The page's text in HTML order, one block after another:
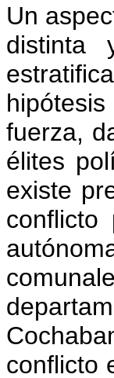
Un
distinta
fuerza,
élites
existe
conflicto